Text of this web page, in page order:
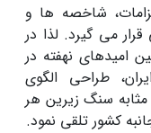
شاخصه ها و
می گیرد. لذا در
امیدهای نهفته در
طراحی الگوی
مثابه سنگ زیرین هر
کشور تلقی نمود.